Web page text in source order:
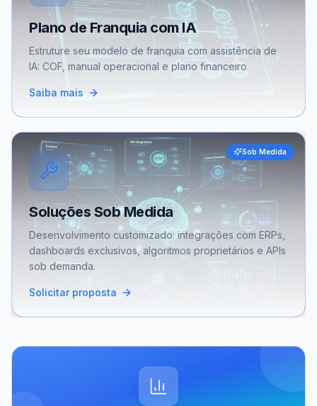
Plano de Franquia com IA
Estruture seu modelo de franquia com assistência de
IA: COF, manual operacional e plano financeiro.
Saiba mais
Sob Medida
Soluções Sob Medida
Desenvolvimento customizado: integrações com ERPs,
dashboards exclusivos, algoritmos proprietários e APIs
sob demanda.
Solicitar proposta